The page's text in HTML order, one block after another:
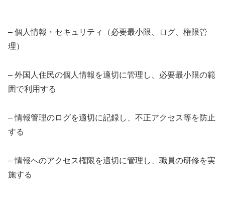
– 個人情報・セキュリティ（必要最小限、ログ、権限管
理）
– 外国人住民の個人情報を適切に管理し、必要最小限の範
囲で利用する
– 情報管理のログを適切に記録し、不正アクセス等を防止
する
– 情報へのアクセス権限を適切に管理し、職員の研修を実
施する